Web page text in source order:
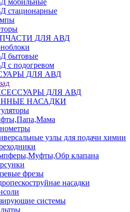
мобильные
стационарные
ДЛЯ АВД
бытовые
с подогревом
ДЛЯ АВД
ДЛЯ АВД
НАСАДКИ
узлы для подачи химии
клапана
фрезы
насадки
системы